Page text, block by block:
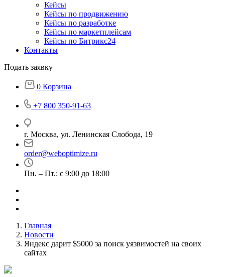
Кейсы
Кейсы по продвижению
Кейсы по разработке
Кейсы по маркетплейсам
Кейсы по Битрикс24
Контакты
Подать заявку
0 Корзина
+7 800 350-91-63
г. Москва, ул. Ленинская Слобода, 19
order@weboptimize.ru
Пн. – Пт.: с 9:00 до 18:00
Главная
Новости
Яндекс дарит $5000 за поиск уязвимостей на своих
сайтах